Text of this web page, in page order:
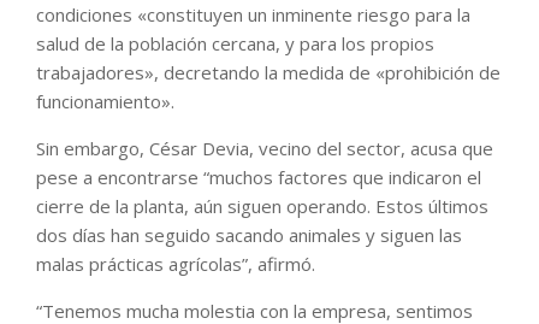
condiciones «constituyen un inminente riesgo para la
salud de la población cercana, y para los propios
trabajadores», decretando la medida de «prohibición de
funcionamiento».
Sin embargo, César Devia, vecino del sector, acusa que
pese a encontrarse “muchos factores que indicaron el
cierre de la planta, aún siguen operando. Estos últimos
dos días han seguido sacando animales y siguen las
malas prácticas agrícolas”, afirmó.
“Tenemos mucha molestia con la empresa, sentimos